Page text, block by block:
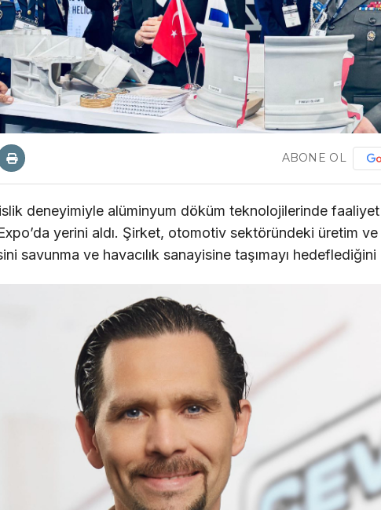
ABONE OL
deneyimiyle alüminyum döküm teknolojilerinde
yerini aldı. Şirket, otomotiv sektöründeki üretim ve
savunma ve havacılık sanayisine taşımayı hedeflediğini